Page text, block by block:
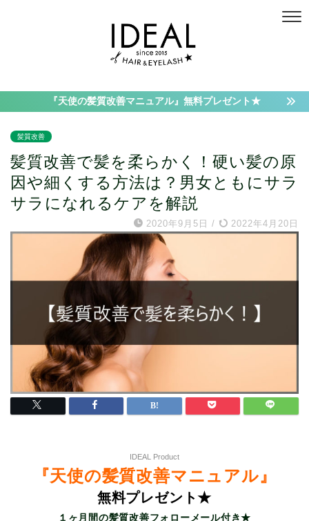
『天使の髪質改善マニュアル』無料プレゼント★
髪質改善
髪質改善で髪を柔らかく！硬い髪の原
因や細くする方法は？男女ともにサラ
サラになれるケアを解説
2020年9月5日 / 2022年4月20日
IDEAL Product
『天使の髪質改善マニュアル』
無料プレゼント★
１ヶ月間の髪質改善フォローメール付き★